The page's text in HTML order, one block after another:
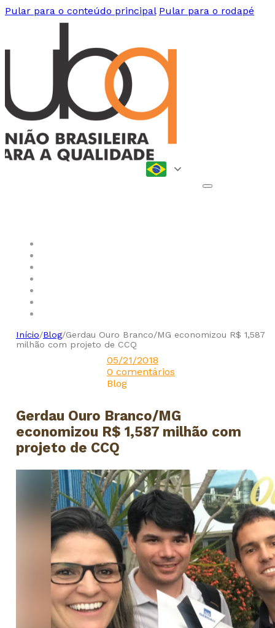
Pular para o conteúdo principal Pular para o rodapé
Início/Blog/Gerdau Ouro Branco/MG economizou R$ 1,587
milhão com projeto de CCQ
05/21/2018
0 comentários
Blog
Gerdau Ouro Branco/MG
economizou R$ 1,587 milhão com
projeto de CCQ